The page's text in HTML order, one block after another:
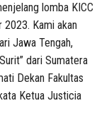
lomba KICC
Kami akan
Jawa Tengah,
dari Sumatera
Dekan Fakultas
Ketua Justicia